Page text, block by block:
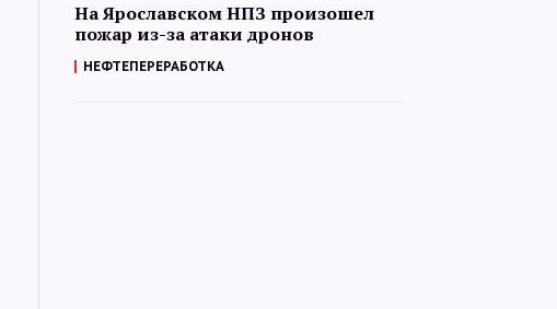
На Ярославском НПЗ произошел
пожар из-за атаки дронов
НЕФТЕПЕРЕРАБОТКА